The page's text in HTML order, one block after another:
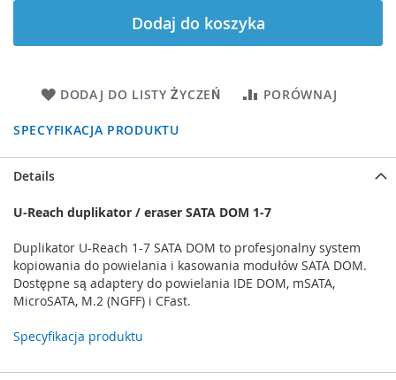
Dodaj do koszyka
DODAJ DO LISTY ŻYCZEŃ PORÓWNAJ
SPECYFIKACJA PRODUKTU
Details
U-Reach duplikator / eraser SATA DOM 1-7
Duplikator U-Reach 1-7 SATA DOM to profesjonalny system
kopiowania do powielania i kasowania modułów SATA DOM.
Dostępne są adaptery do powielania IDE DOM, mSATA,
MicroSATA, M.2 (NGFF) i CFast.
Specyfikacja produktu